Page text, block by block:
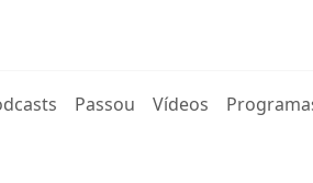
Passou Vídeos